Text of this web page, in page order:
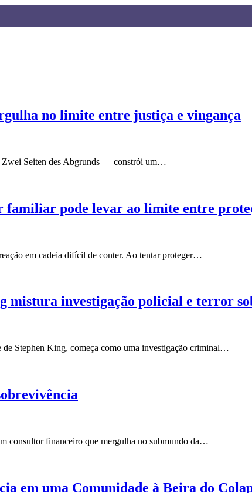
no limite entre justiça e vingança
Zwei Seiten des Abgrunds — constrói um…
familiar pode levar ao limite entre
em cadeia difícil de conter. Ao tentar proteger…
mistura investigação policial e terror
Stephen King, começa como uma investigação criminal…
consultor financeiro que mergulha no submundo da…
em uma Comunidade à Beira do